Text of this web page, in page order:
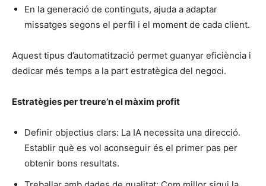
En la generació de continguts, ajuda a adaptar
missatges segons el perfil i el moment de cada client.
Aquest tipus d’automatització permet guanyar eficiència i
dedicar més temps a la part estratègica del negoci.
Estratègies per treure’n el màxim profit
Definir objectius clars: La IA necessita una direcció.
Establir què es vol aconseguir és el primer pas per
obtenir bons resultats.